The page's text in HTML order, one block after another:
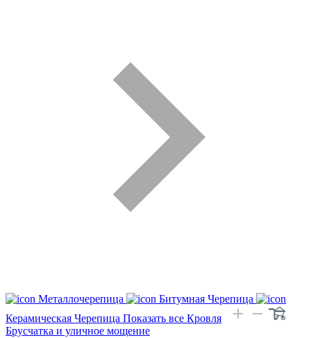
Металлочерепица
Битумная Черепица
Керамическая Черепица Показать все Кровля
Брусчатка и уличное мощение